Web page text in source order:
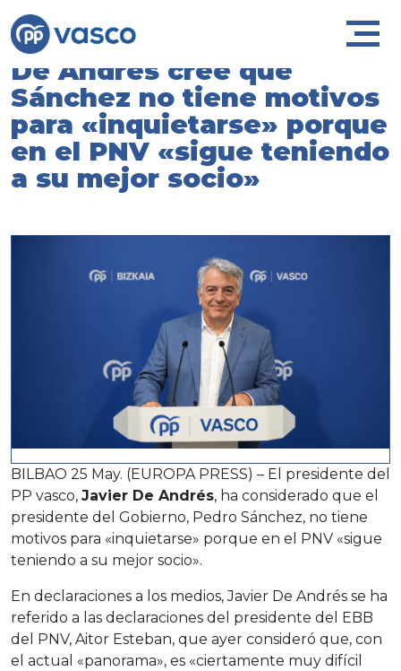
De Andrés cree que
Sánchez no tiene motivos
para «inquietarse» porque
en el PNV «sigue teniendo
a su mejor socio»
BILBAO 25 May. (EUROPA PRESS) – El presidente del
PP vasco, Javier De Andrés, ha considerado que el
presidente del Gobierno, Pedro Sánchez, no tiene
motivos para «inquietarse» porque en el PNV «sigue
teniendo a su mejor socio».
En declaraciones a los medios, Javier De Andrés se ha
referido a las declaraciones del presidente del EBB
del PNV, Aitor Esteban, que ayer consideró que, con
el actual «panorama», es «ciertamente muy difícil